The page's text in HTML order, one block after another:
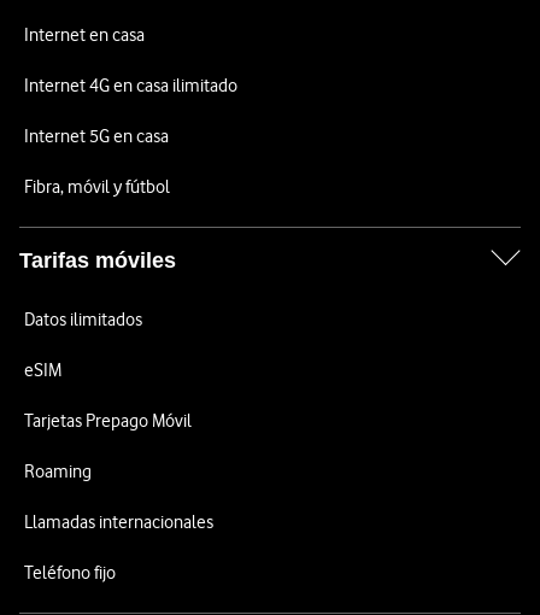
Internet en casa
Internet 4G en casa ilimitado
Internet 5G en casa
Fibra, móvil y fútbol
Tarifas móviles
Datos ilimitados
eSIM
Tarjetas Prepago Móvil
Roaming
Llamadas internacionales
Teléfono fijo